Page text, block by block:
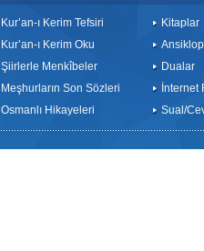
Kur’an-ı Kerim Tefsiri
Kur’an-ı Kerim Oku
Şiirlerle Menkîbeler
Meşhurların Son Sözleri
Osmanlı Hikayeleri
Kitaplar
Dualar
İnternet
Sual/